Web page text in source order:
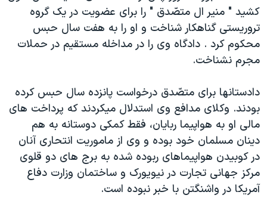
فرهنگ و زندگی
حقوق شهروندی
اقتصادی
اسرائیل در جنگ
گالری عکس
آرشیو پخش زنده
مستندها
انتخابات ریاست جمهوری آمریکا ۲۰۲۴
حمله جمهوری اسلامی به اسرائیل
ورزش زنان در ایران
اعتراضات زن، زندگی، آزادی
مجموعه مستندهای دادخواهی
تریبونال مردمی آبان ۹۸
دادگاه حمید نوری
دنبال کنید
زبانهای مختلف
کشيد " منير ال متصّدق " را برای عضويت در يک گروه
تروريستی گناهکار شناخت و او را به هفت سال حبس
محکوم کرد . دادگاه وی را در مداخله مستقيم در حملات
مجرم نشناخت.
دادستانها برای متصّدق درخواست پانزده سال حبس کرده
بودند. وکلای مدافع وی استدلال ميکردند که پرداخت های
مالی او به هواپيما ربايان، فقط کمکی دوستانه به هم
دينان مسلمان خود بوده و وی از ماموريت انتحاری آنان
در کوبيدن هواپيماهای ربوده شده به برج های دو قلوی
مرکز جهانی تجارت در نيويورک و ساختمان وزارت دفاع
آمريکا در واشنگتن با خبر نبوده است.